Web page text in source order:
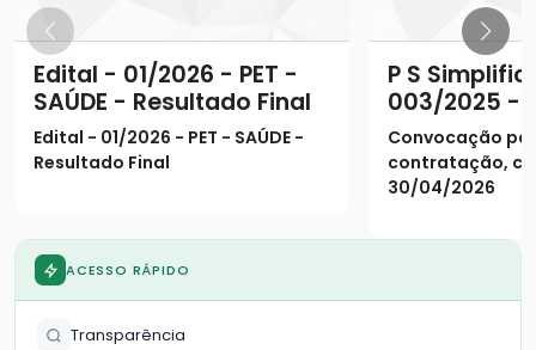
Edital - 01/2026 - PET -
SAÚDE - Resultado Final
Edital - 01/2026 - PET - SAÚDE -
Resultado Final
P S
003/2025 -
DE
Convocação
contratação,
30/04/2026
ACESSO RÁPIDO
Transparência